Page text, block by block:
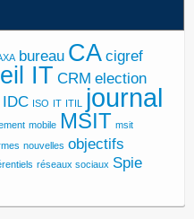
bureau CA cigref
IT CRM election
IDC ISO IT ITIL journal
mobile MSIT msit
nouvelles objectifs
réseaux sociaux Spie